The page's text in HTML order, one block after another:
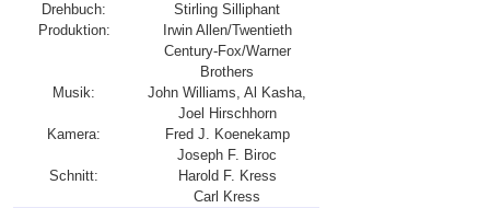
Drehbuch:
Stirling Silliphant
Produktion:
Irwin Allen/Twentieth
Century-Fox/Warner
Brothers
Musik:
John Williams, Al Kasha,
Joel Hirschhorn
Kamera:
Fred J. Koenekamp
Joseph F. Biroc
Schnitt:
Harold F. Kress
Carl Kress